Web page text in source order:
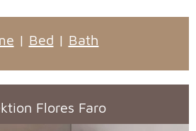
| Bed | Bath
Flores Faro